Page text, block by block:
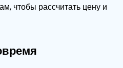
чтобы рассчитать цену и